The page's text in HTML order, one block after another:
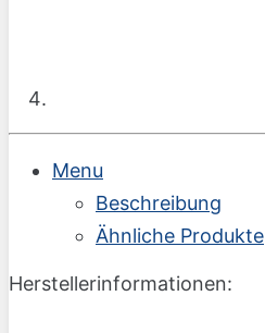
Menu
Beschreibung
Ähnliche Produkte
Herstellerinformationen: